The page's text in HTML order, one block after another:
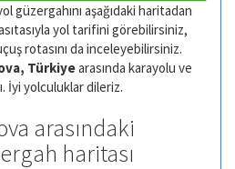
güzergahını aşağıdaki haritadan
yol tarifini görebilirsiniz,
rotasını da inceleyebilirsiniz.
Türkiyearasında karayolu ve
İyi yolculuklar dileriz.
arasındaki
haritası